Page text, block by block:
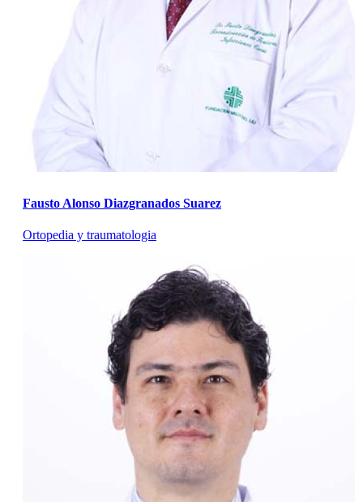
Fausto Alonso Diazgranados Suarez
Ortopedia y traumatologia